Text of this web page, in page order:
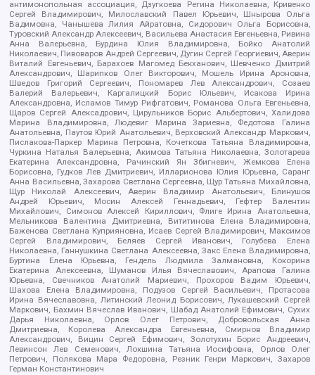
антимонопольная ассоциация, Дзугкоева Регина Николаевна, Кривенко
Сергей Владимирович, Милославский Павел Юрьевич, Шнырова Ольга
Вадимовна, Чанышева Лилия Айратовна, Сидорович Ольга Борисовна,
Туровский Александр Алексеевич, Васильева Анастасия Евгеньевна, Ривина
Анна Валерьевна, Бурдина Юлия Владимировна, Бойко Анатолий
Николаевич, Пивоваров Андрей Сергеевич, Дугин Сергей Георгиевич, Аверин
Виталий Евгеньевич, Барахоев Магомед Бекханович, Шевченко Дмитрий
Александрович, Шарипков Олег Викторович, Мошель Ирина Ароновна,
Шведов Григорий Сергеевич, Пономарев Лев Александрович, Созаев
Валерий Валерьевич, Каргалицкий Борис Юльевич, Исакова Ирина
Александровна, Исламов Тимур Рифгатович, Романова Ольга Евгеньевна,
Щаров Сергей Алексадрович, Цирульников Борис Альбертович, Халидова
Марина Владимировна, Людевиг Марина Зариевна, Федотова Галина
Анатольевна, Паутов Юрий Анатольевич, Верховский Александр Маркович,
Пислакова-Паркер Марина Петровна, Кочеткова Татьяна Владимировна,
Чуркина Наталья Валерьевна, Акимова Татьяна Николаевна, Золотарева
Екатерина Александровна, Рачинский Ян Збигневич, Жемкова Елена
Борисовна, Гудков Лев Дмитриевич, Илларионова Юлия Юрьевна, Саранг
Анна Васильевна, Захарова Светлана Сергеевна, Щур Татьяна Михайловна,
Щур Николай Алексеевич, Аверин Владимир Анатольевич, Блинушов
Андрей Юрьевич, Мосин Алексей Геннадьевич, Гефтер Валентин
Михайлович, Симонов Алексей Кириллович, Флиге Ирина Анатольевна,
Мельникова Валентина Дмитриевна, Вититинова Елена Владимировна,
Баженова Светлана Куприяновна, Исаев Сергей Владимирович, Максимов
Сергей Владимирович, Беляев Сергей Иванович, Голубева Елена
Николаевна, Ганнушкина Светлана Алексеевна, Закс Елена Владимировна,
Буртина Елена Юрьевна, Гендель Людмила Залмановна, Кокорина
Екатерина Алексеевна, Шуманов Илья Вячеславович, Арапова Галина
Юрьевна, Свечников Анатолий Мариевич, Прохоров Вадим Юрьевич,
Шахова Елена Владимировна, Подузов Сергей Васильевич, Протасова
Ирина Вячеславовна, Литинский Леонид Борисович, Лукашевский Сергей
Маркович, Бахмин Вячеслав Иванович, Шабад Анатолий Ефимович, Сухих
Дарья Николаевна, Орлов Олег Петрович, Добровольская Анна
Дмитриевна, Королева Александра Евгеньевна, Смирнов Владимир
Александрович, Вицин Сергей Ефимович, Золотухин Борис Андреевич,
Левинсон Лев Семенович, Локшина Татьяна Иосифовна, Орлов Олег
Петрович, Полякова Мара Федоровна, Резник Генри Маркович, Захаров
Герман Константинович